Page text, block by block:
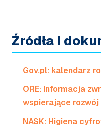
Źródła i
Gov.pl: kalendarz
ORE: Informacja
wspierające rozwój
NASK: Higiena